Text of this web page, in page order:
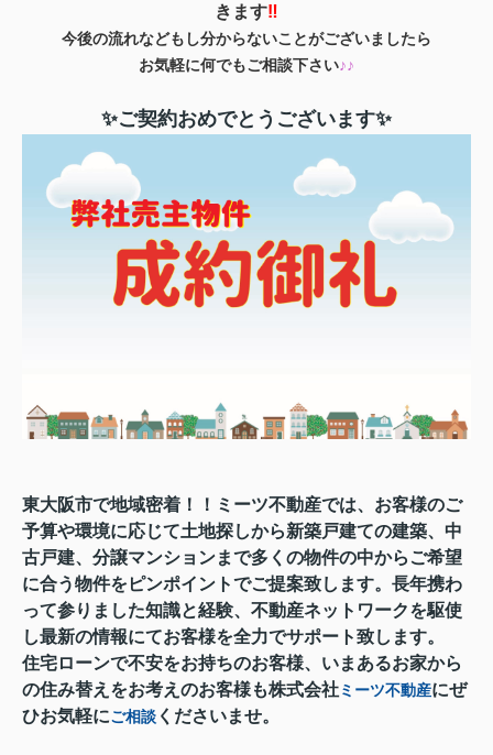
きます‼
今後の流れなどもし分からないことがございましたら
お気軽に何でもご相談下さい♪♪
✨ご契約おめでとうございます✨
東大阪市で地域密着！！ミーツ不動産では、お客様のご
予算や環境に応じて土地探しから新築戸建ての建築、中
古戸建、分譲マンションまで多くの物件の中からご希望
に合う物件をピンポイントでご提案致します。長年携わ
って参りました知識と経験、不動産ネットワークを駆使
し最新の情報にてお客様を全力でサポート致します。
住宅ローンで不安をお持ちのお客様、いまあるお家から
の住み替えをお考えのお客様も株式会社ミーツ不動産にぜ
ひお気軽にご相談 くださいませ。